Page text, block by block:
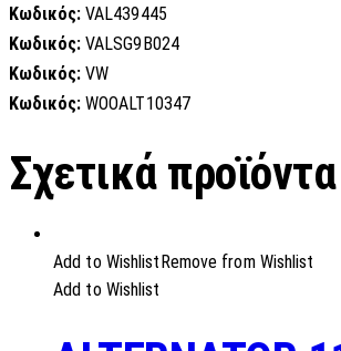
Κωδικός: VAL439445
Κωδικός: VALSG9B024
Κωδικός: VW
Κωδικός: WOOALT10347
Σχετικά προϊόντα
Add to Wishlist Remove from Wishlist
Add to Wishlist